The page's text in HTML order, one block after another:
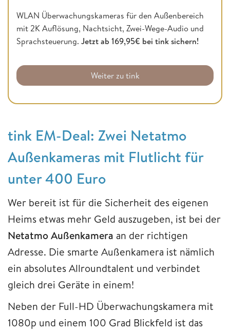
WLAN Überwachungskameras für den Außenbereich
mit 2K Auflösung, Nachtsicht, Zwei-Wege-Audio und
Sprachsteuerung. Jetzt ab 169,95€ bei tink sichern!
Weiter zu tink
tink EM-Deal: Zwei Netatmo
Außenkameras mit Flutlicht für
unter 400 Euro
Wer bereit ist für die Sicherheit des eigenen
Heims etwas mehr Geld auszugeben, ist bei der
Netatmo Außenkamera an der richtigen
Adresse. Die smarte Außenkamera ist nämlich
ein absolutes Allroundtalent und verbindet
gleich drei Geräte in einem!
Neben der Full-HD Überwachungskamera mit
1080p und einem 100 Grad Blickfeld ist das